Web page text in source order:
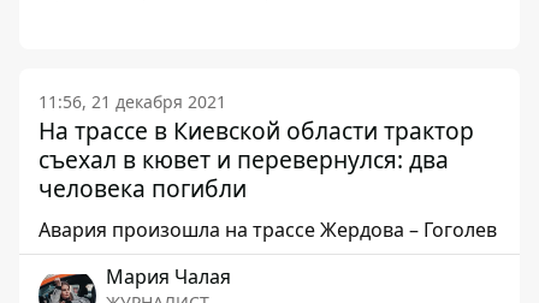
11:56, 21 декабря 2021
На трассе в Киевской области трактор
съехал в кювет и перевернулся: два
человека погибли
Авария произошла на трассе Жердова – Гоголев
Мария Чалая